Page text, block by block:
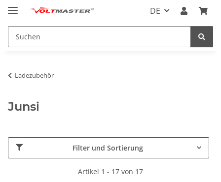
DE
Ladezubehör
Junsi
Filter und Sortierung
Artikel 1 - 17 von 17